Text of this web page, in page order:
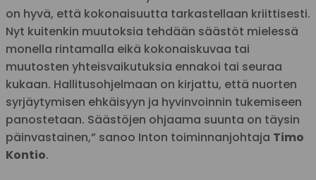
on hyvä, että kokonaisuutta tarkastellaan kriittisesti.
Nyt kuitenkin muutoksia tehdään säästöt mielessä
monella rintamalla eikä kokonaiskuvaa tai
muutosten yhteisvaikutuksia ennakoi tai seuraa
kukaan. Hallitusohjelmaan on kirjattu, että nuorten
syrjäytymisen ehkäisyyn ja hyvinvoinnin tukemiseen
panostetaan. Säästöjen ohjaama suunta on täysin
päinvastainen,” sanoo Inton toiminnanjohtaja Timo
Kontio.